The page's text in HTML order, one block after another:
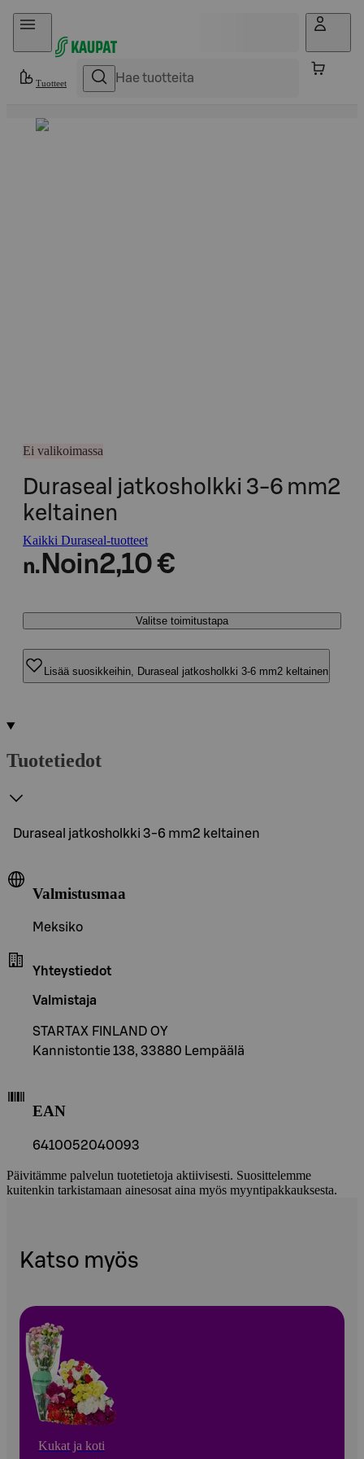
Hyppää sisältöön
Tuotteet
Ei valikoimassa
Duraseal jatkosholkki 3-6 mm2
keltainen
Kaikki Duraseal-tuotteet
n. Noin2,10 €
Valitse toimitustapa
Lisää suosikkeihin, Duraseal jatkosholkki 3-6 mm2 keltainen
Tuotetiedot
Duraseal jatkosholkki 3-6 mm2 keltainen
Valmistusmaa
Meksiko
Yhteystiedot
Valmistaja
STARTAX FINLAND OY
Kannistontie 138, 33880 Lempäälä
EAN
6410052040093
Päivitämme palvelun tuotetietoja aktiivisesti. Suosittelemme
kuitenkin tarkistamaan ainesosat aina myös myyntipakkauksesta.
Katso myös
Kukat ja koti